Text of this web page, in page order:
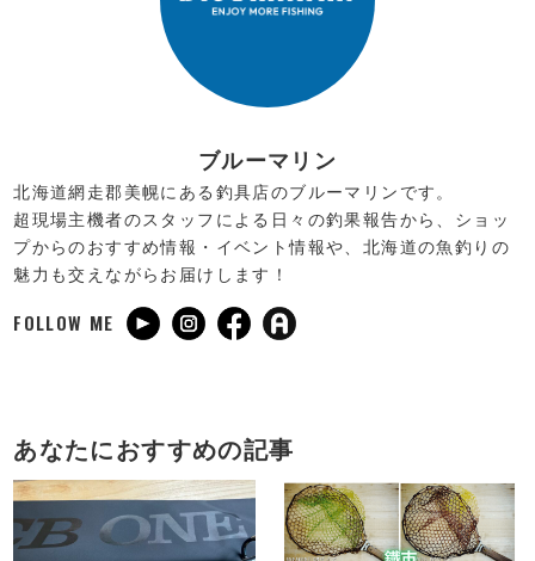
ブルーマリン
北海道網走郡美幌にある釣具店のブルーマリンです。
超現場主機者のスタッフによる日々の釣果報告から、ショッ
プからのおすすめ情報・イベント情報や、北海道の魚釣りの
魅力も交えながらお届けします！
FOLLOW ME
あなたにおすすめの記事